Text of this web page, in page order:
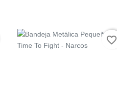
Preço favorite_border